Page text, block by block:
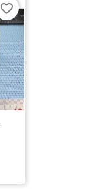
favorite_border